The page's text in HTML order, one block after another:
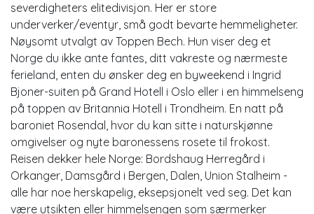
severdigheters elitedivisjon. Her er store
underverker/eventyr, små godt bevarte hemmeligheter.
Nøysomt utvalgt av Toppen Bech. Hun viser deg et
Norge du ikke ante fantes, ditt vakreste og nærmeste
ferieland, enten du ønsker deg en byweekend i Ingrid
Bjoner-suiten på Grand Hotell i Oslo eller i en himmelseng
på toppen av Britannia Hotell i Trondheim. En natt på
baroniet Rosendal, hvor du kan sitte i naturskjønne
omgivelser og nyte baronessens rosete til frokost.
Reisen dekker hele Norge: Bordshaug Herregård i
Orkanger, Damsgård i Bergen, Dalen, Union Stalheim -
alle har noe herskapelig, eksepsjonelt ved seg. Det kan
være utsikten eller himmelsengen som særmerker